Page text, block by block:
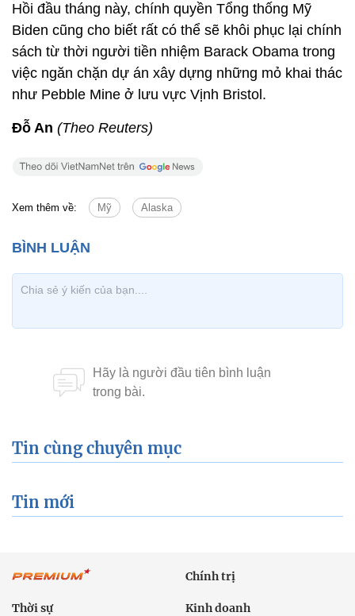
Hồi đầu tháng này, chính quyền Tổng thống Mỹ
Biden cũng cho biết rất có thể sẽ khôi phục lại chính
sách từ thời người tiền nhiệm Barack Obama trong
việc ngăn chặn dự án xây dựng những mỏ khai thác
như Pebble Mine ở lưu vực Vịnh Bristol.
Đỗ An (Theo Reuters)
Xem thêm về: Mỹ Alaska
Tin cùng chuyên mục
Tin mới
Chính trị
Thời sự Kinh doanh